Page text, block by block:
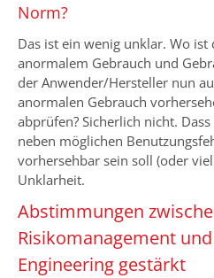
Norm?
Das ist ein wenig unklar. Wo ist
anormalem Gebrauch und
der Anwender/Hersteller nun
anormalen Gebrauch
abprüfen? Sicherlich nicht.
neben möglichen
vorhersehbar sein soll (oder
Unklarheit.
Abstimmungen
Risikomanagement
Engineering gestärkt